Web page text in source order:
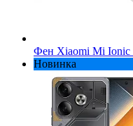
Фен Xiaomi Mi Ionic
Новинка